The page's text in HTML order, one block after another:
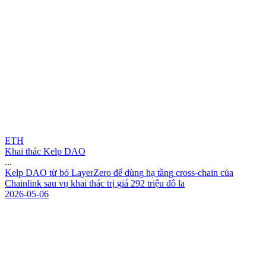
ETH
Khai thác Kelp DAO
...
Kelp DAO từ bỏ LayerZero để dùng hạ tầng cross-chain của
Chainlink sau vụ khai thác trị giá 292 triệu đô la
2026-05-06